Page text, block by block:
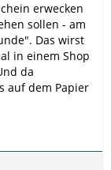
erwecken
sollen - am
Das wirst
in einem Shop
da
auf dem Papier